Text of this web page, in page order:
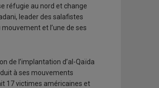
réfugie au nord et change
leader des salafistes
et l’une de ses
de l’implantation d’al-Qaïda
à ses mouvements
17 victimes américaines et